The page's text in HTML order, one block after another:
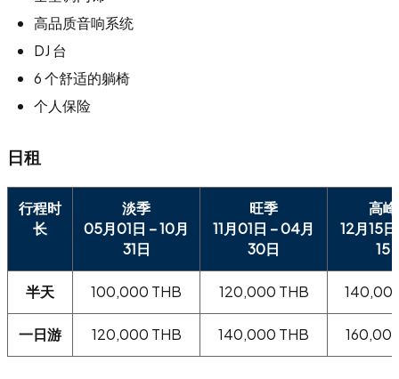
高品质音响系统
DJ 台
6 个舒适的躺椅
个人保险
日租
行程时
长
淡季
05月01日 – 10月
31日
旺季
11月01日 – 04月
30日
高
12月15
15
半天 100,000 THB 120,000 THB
一日游 120,000 THB 140,000 THB